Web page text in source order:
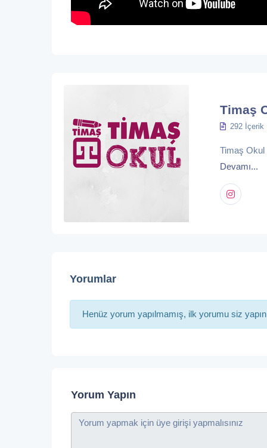
Timaş
292 İçerik
Timaş Okul
Devamı...
Yorumlar
Henüz yorum yapılmamış, ilk yorumu siz yapın
Yorum Yapın